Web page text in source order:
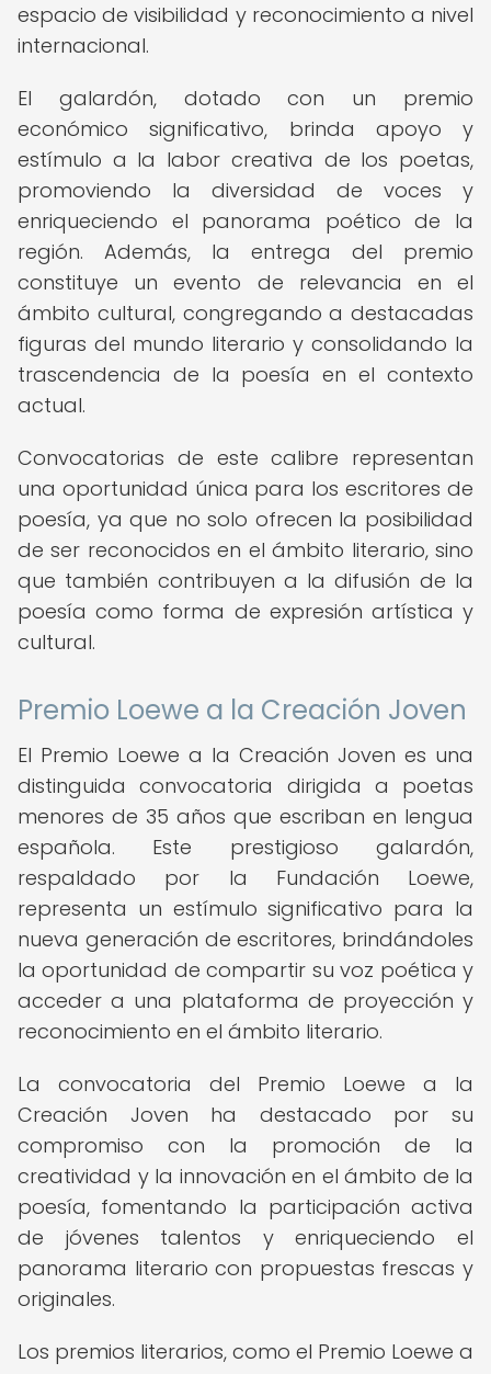
espacio de visibilidad y reconocimiento a nivel
internacional.
El galardón, dotado con un premio
económico significativo, brinda apoyo y
estímulo a la labor creativa de los poetas,
promoviendo la diversidad de voces y
enriqueciendo el panorama poético de la
región. Además, la entrega del premio
constituye un evento de relevancia en el
ámbito cultural, congregando a destacadas
figuras del mundo literario y consolidando la
trascendencia de la poesía en el contexto
actual.
Convocatorias de este calibre representan
una oportunidad única para los escritores de
poesía, ya que no solo ofrecen la posibilidad
de ser reconocidos en el ámbito literario, sino
que también contribuyen a la difusión de la
poesía como forma de expresión artística y
cultural.
Premio Loewe a la Creación Joven
El Premio Loewe a la Creación Joven es una
distinguida convocatoria dirigida a poetas
menores de 35 años que escriban en lengua
española. Este prestigioso galardón,
respaldado por la Fundación Loewe,
representa un estímulo significativo para la
nueva generación de escritores, brindándoles
la oportunidad de compartir su voz poética y
acceder a una plataforma de proyección y
reconocimiento en el ámbito literario.
La convocatoria del Premio Loewe a la
Creación Joven ha destacado por su
compromiso con la promoción de la
creatividad y la innovación en el ámbito de la
poesía, fomentando la participación activa
de jóvenes talentos y enriqueciendo el
panorama literario con propuestas frescas y
originales.
Los premios literarios, como el Premio Loewe a